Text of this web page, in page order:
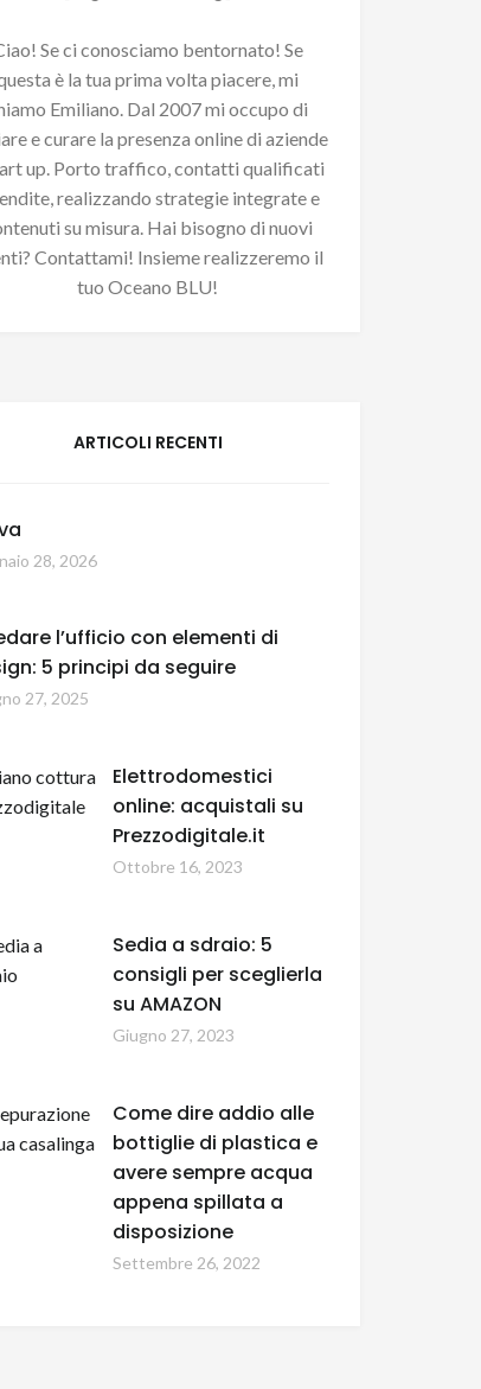
Se ci conosciamo bentornato! Se
è la tua prima volta piacere, mi
Emiliano. Dal 2007 mi occupo di
e curare la presenza online di aziende
up. Porto traffico, contatti qualificati
realizzando strategie integrate e
su misura. Hai bisogno di nuovi
Contattami! Insieme realizzeremo il
tuo Oceano BLU!
ARTICOLI RECENTI
28, 2026
l’ufficio con elementi di
5 principi da seguire
27, 2025
Elettrodomestici
online: acquistali su
Prezzodigitale.it
Ottobre 16, 2023
Sedia a sdraio: 5
consigli per sceglierla
su AMAZON
Giugno 27, 2023
Come dire addio alle
bottiglie di plastica e
avere sempre acqua
appena spillata a
disposizione
Settembre 26, 2022